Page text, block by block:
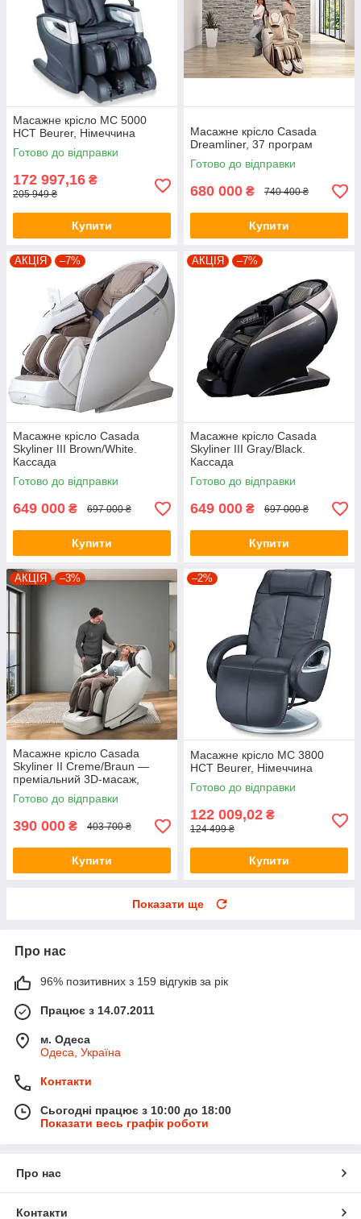
Масажне крісло MC 5000
HCT Beurer, Німеччина
Готово до відправки
172 997,16 ₴
205 949 ₴
Купити
Масажне крісло Casada
Dreamliner, 37 програм
Готово до відправки
680 000 ₴ 740 400 ₴
Купити
АКЦІЯ –7%
Масажне крісло Casada
Skyliner III Brown/Whitе.
Кассада
Готово до відправки
649 000 ₴ 697 000 ₴
Купити
АКЦІЯ –7%
Масажне крісло Casada
Skyliner III Gray/Black.
Кассада
Готово до відправки
649 000 ₴ 697 000 ₴
Купити
АКЦІЯ –3%
Масажне крісло Casada
Skyliner II Creme/Braun —
преміальний 3D-масаж,
графеновий прогрів, Zero-
Gravity і Braintronics
Готово до відправки
390 000 ₴ 403 700 ₴
Купити
–2%
Масажне крісло MC 3800
HCT Beurer, Німеччина
Готово до відправки
122 009,02 ₴
124 499 ₴
Купити
Показати ще
Про нас
96% позитивних з 159 відгуків за рік
Працює з 14.07.2011
м. Одеса
Одеса, Україна
Контакти
Сьогодні працює з 10:00 до 18:00
Показати весь графік роботи
Про нас
Контакти